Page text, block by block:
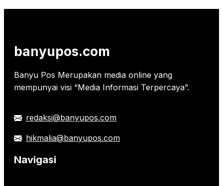
banyupos.com
Banyu Pos Merupakan media online yang
mempunyai visi “Media Informasi Terpercaya”.
redaksi@banyupos.com
hikmalia@banyupos.com
Navigasi